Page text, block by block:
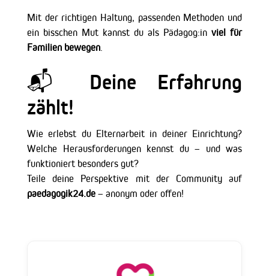
Mit der richtigen Haltung, passenden Methoden und
ein bisschen Mut kannst du als Pädagog:in viel für
Familien bewegen
📬 Deine Erfahrung
zählt!
Wie erlebst du Elternarbeit in deiner Einrichtung?
Welche Herausforderungen kennst du – und was
funktioniert besonders gut?
Teile deine Perspektive mit der Community auf
paedagogik24.de – anonym oder offen!